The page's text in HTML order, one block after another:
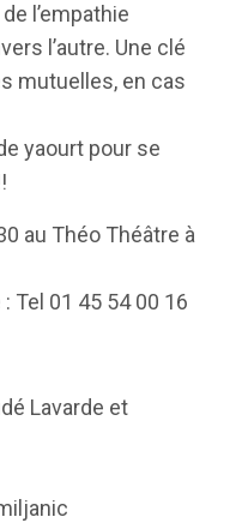
l’empathie
l’autre. Une clé
mutuelles, en cas
yaourt pour se
au Théo Théâtre à
Tel 01 45 54 00 16
Lavarde et